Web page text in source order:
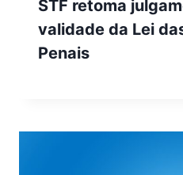
STF retoma
validade da Lei
Penais